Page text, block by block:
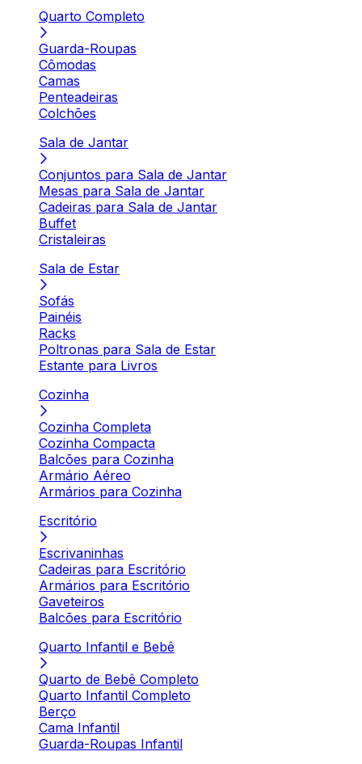
Quarto Completo
Guarda-Roupas
Cômodas
Camas
Penteadeiras
Colchões
Sala de Jantar
Conjuntos para Sala de Jantar
Mesas para Sala de Jantar
Cadeiras para Sala de Jantar
Buffet
Cristaleiras
Sala de Estar
Sofás
Painéis
Racks
Poltronas para Sala de Estar
Estante para Livros
Cozinha
Cozinha Completa
Cozinha Compacta
Balcões para Cozinha
Armário Aéreo
Armários para Cozinha
Escritório
Escrivaninhas
Cadeiras para Escritório
Armários para Escritório
Gaveteiros
Balcões para Escritório
Quarto Infantil e Bebê
Quarto de Bebê Completo
Quarto Infantil Completo
Berço
Cama Infantil
Guarda-Roupas Infantil